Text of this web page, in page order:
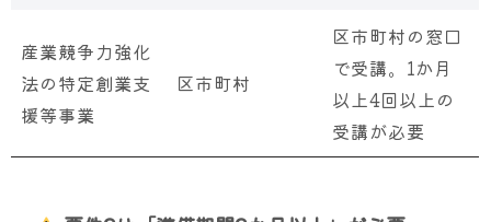
産業競争力強化
法の特定創業支
援等事業
区市町村
区市町村の窓口
で受講。1か月
以上4回以上の
受講が必要